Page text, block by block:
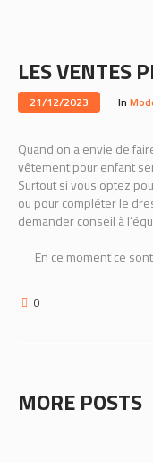
LES VENTES
21/12/2023 In
Quand on a envie de
vêtement pour enfant
Surtout si vous optez
ou pour compléter le
demander conseil à
En ce moment ce
0
MORE POSTS